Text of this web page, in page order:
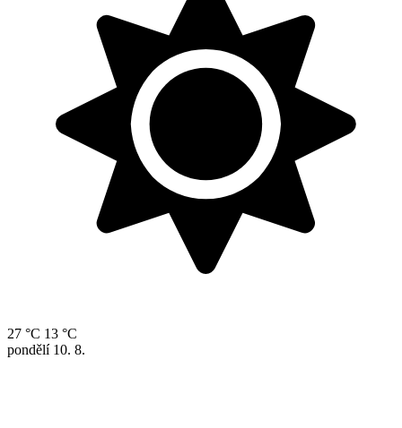
27 °C 13 °C
pondělí 10. 8.